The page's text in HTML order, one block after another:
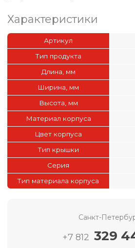
Характеристики
Артикул
Тип продукта
Длина, мм
Ширина, мм
Высота, мм
Материал корпуса
Цвет корпуса
Тип крышки
Серия
Тип материала корпуса
Санкт-
+7 812 329